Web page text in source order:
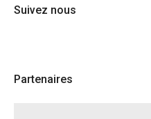
Suivez nous
Partenaires